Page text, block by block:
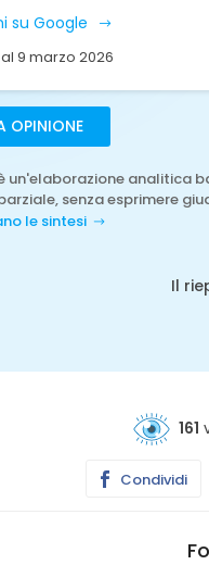
su Google
9 marzo 2026
OPINIONE
un'elaborazione analitica
senza esprimere
le sintesi
Il
161
Condividi